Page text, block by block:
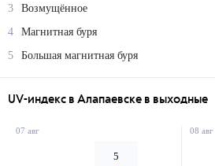
3
Возмущённое
4
Магнитная буря
5
Большая магнитная буря
UV-индекс в Алапаевске в выходные
07 авг
5
08 авг